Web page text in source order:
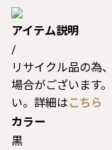
アイテム説明
/
リサイクル品の為
場合がございます
い。詳細は こちら
カラー
黒